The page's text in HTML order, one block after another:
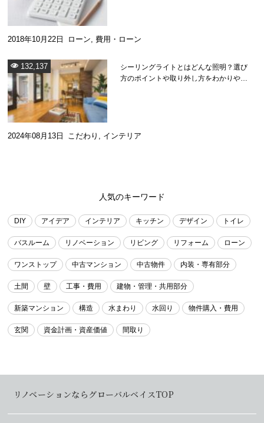
2018年10月22日 ローン 費用・ローン
シーリングライトとはどんな照明？選び
方のポイントや取り外し方をわかりやす
132,137
2024年08月13日 こだわり , インテリア
人気のキーワード
DIY アイデア インテリア キッチン デザイン トイレ
バスルーム リノベーション リビング リフォーム ローン
ワンストップ 中古マンション 中古物件 内装・専有部分
土間 壁 工事・費用 建物・管理・共用部分
新築マンション 構造 水まわり 水回り 物件購入・費用
玄関 資金計画・資産価値 間取り
リノベーションならグローバルベイスTOP